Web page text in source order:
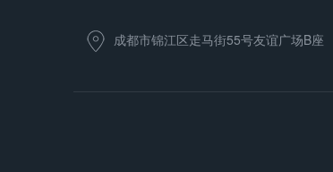
成都市锦江区走马街55号友谊广场B座